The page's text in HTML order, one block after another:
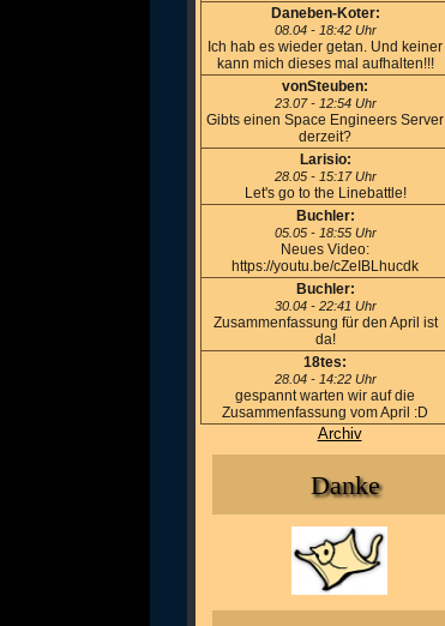
Daneben-Koter:
08.04 - 18:42 Uhr
Ich hab es wieder getan. Und keiner
kann mich dieses mal aufhalten!!!
vonSteuben:
23.07 - 12:54 Uhr
Gibts einen Space Engineers Server
derzeit?
Larisio:
28.05 - 15:17 Uhr
Let's go to the Linebattle!
Buchler:
05.05 - 18:55 Uhr
Neues Video:
https://youtu.be/cZeIBLhucdk
Buchler:
30.04 - 22:41 Uhr
Zusammenfassung für den April ist
da!
18tes:
28.04 - 14:22 Uhr
gespannt warten wir auf die
Zusammenfassung vom April :D
Archiv
Danke